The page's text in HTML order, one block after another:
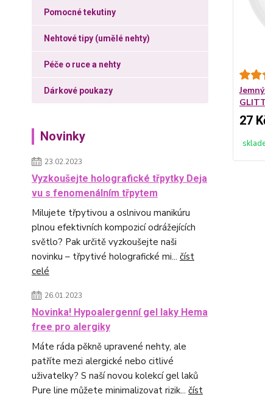
Pomocné tekutiny
Nehtové tipy (umělé nehty)
Péče o ruce a nehty
Dárkové poukazy
Novinky
23.02.2023
Vyzkoušejte holografické třpytky Deja
vu s fenomenálním třpytem
Milujete třpytivou a oslnivou manikúru
plnou efektivních kompozicí odrážejících
světlo? Pak určitě vyzkoušejte naši
novinku – třpytivé holografické mi... číst
celé
26.01.2023
Novinka! Hypoalergenní gel laky Hema
free pro alergiky
Máte ráda pěkně upravené nehty, ale
patříte mezi alergické nebo citlivé
uživatelky? S naší novou kolekcí gel laků
Pure line můžete minimalizovat rizik... číst
27